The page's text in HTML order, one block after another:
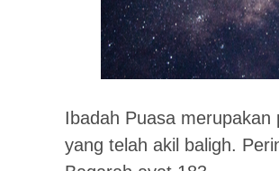
Ibadah Puasa merupakan
yang telah akil baligh.